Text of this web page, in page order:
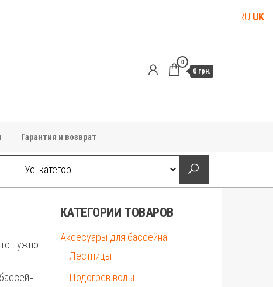
0
0 грн.
Гарантия и возврат
нужно
КАТЕГОРИИ ТОВАРОВ
Аксесуары для бассейна
Лестницы
Подогрев воды
RUUK